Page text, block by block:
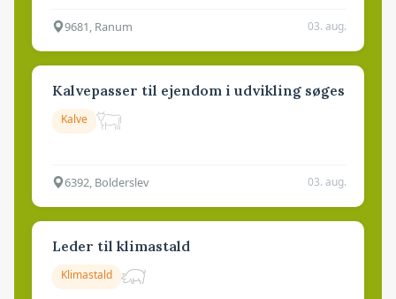
9681, Ranum 03. aug.
Kalvepasser til ejendom i udvikling søges
Kalve
6392, Bolderslev 03. aug.
Leder til klimastald
Klimastald